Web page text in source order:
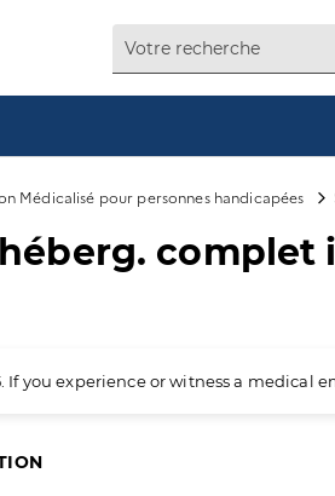
Médicalisé pour personnes handicapées
complet
If you experience or witness a